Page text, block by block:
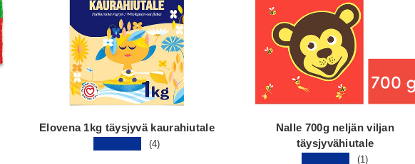
Elovena 1kg täysjyvä kaurahiutale
(4)
Nalle 700g neljän viljan
täysjyvähiutale
(1)